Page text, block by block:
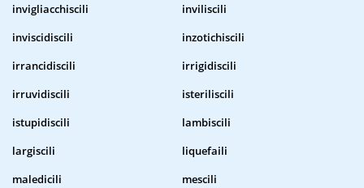
invigliacchiscili
inviliscili
inviscidiscili
inzotichiscili
irrancidiscili
irrigidiscili
irruvidiscili
isteriliscili
istupidiscili
lambiscili
largiscili
liquefaili
maledicili
mescili